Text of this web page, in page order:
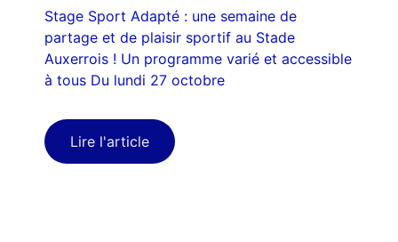
Stage Sport Adapté : une semaine de
partage et de plaisir sportif au Stade
Auxerrois ! Un programme varié et accessible
à tous Du lundi 27 octobre
Lire l'article